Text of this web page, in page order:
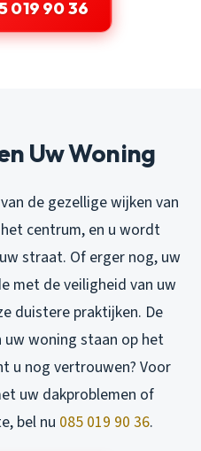
019 90 36
Uw Woning
de gezellige wijken van
centrum, en u wordt
straat. Of erger nog, uw
met de veiligheid van uw
duistere praktijken. De
woning staan op het
u nog vertrouwen? Voor
uw dakproblemen of
bel nu 085 019 90 36.